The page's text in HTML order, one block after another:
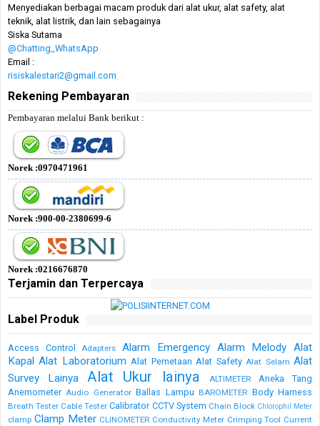
Menyediakan berbagai macam produk dari alat ukur, alat safety, alat
teknik, alat listrik, dan lain sebagainya
Siska Sutama
@Chatting_WhatsApp
Email :
risiskalestari2@gmail.com
Rekening Pembayaran
Pembayaran melalui Bank berikut :
Norek :0970471961
Norek :900-00-2380699-6
Norek :0216676870
Terjamin dan Terpercaya
Label Produk
Access Control Adapters Alarm Emergency Alarm Melody Alat
Kapal Alat Laboratorium Alat Pemetaan Alat Safety Alat Selam Alat
Survey Lainya
Alat Ukur lainya ALTIMETER
Aneka Tang
Anemometer Audio Generator Ballas Lampu BAROMETER Body Harness
Breath Tester Cable Tester Calibrator CCTV System Chain Block Chlorophil Meter
clamp Clamp Meter CLINOMETER Conductivity Meter Crimping Tool Current